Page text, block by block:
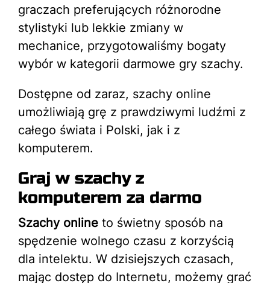
graczach preferujących różnorodne
stylistyki lub lekkie zmiany w
mechanice, przygotowaliśmy bogaty
wybór w kategorii darmowe gry szachy.
Dostępne od zaraz, szachy online
umożliwiają grę z prawdziwymi ludźmi z
całego świata i Polski, jak i z
komputerem.
Graj w szachy z
komputerem za darmo
Szachy online to świetny sposób na
spędzenie wolnego czasu z korzyścią
dla intelektu. W dzisiejszych czasach,
mając dostęp do Internetu, możemy grać